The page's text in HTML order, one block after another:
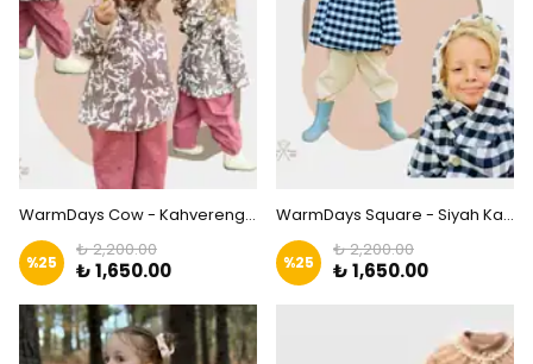
WarmDays Cow - Kahverengi Desenli Mont | Zkids
%25
₺ 2,200.00
₺ 1,650.00
WarmDays Square - Siyah Kareli Mont | Zkids
%25
₺ 2,200.00
₺ 1,650.00